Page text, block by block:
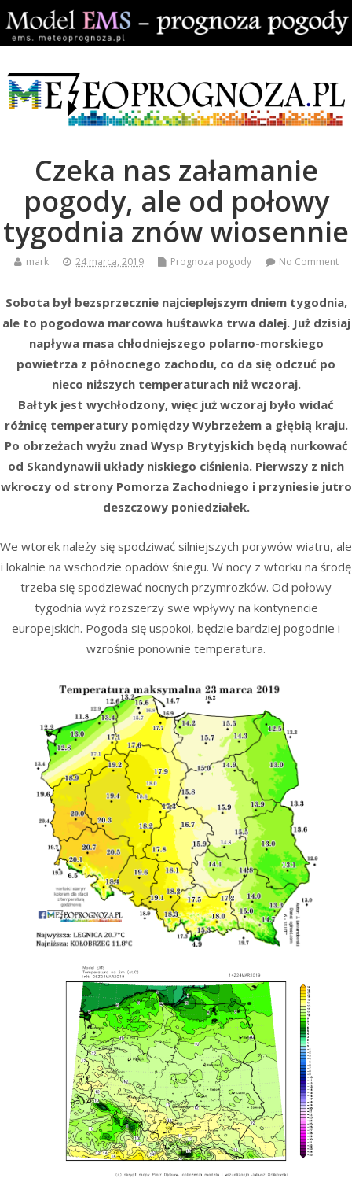
Czeka nas załamanie
pogody, ale od połowy
tygodnia znów wiosennie
mark 24 marca, 2019 Prognoza pogody No Comment
Sobota był bezsprzecznie najcieplejszym dniem tygodnia,
ale to pogodowa marcowa huśtawka trwa dalej. Już dzisiaj
napływa masa chłodniejszego polarno-morskiego
powietrza z północnego zachodu, co da się odczuć po
nieco niższych temperaturach niż wczoraj.
Bałtyk jest wychłodzony, więc już wczoraj było widać
różnicę temperatury pomiędzy Wybrzeżem a głębią kraju.
Po obrzeżach wyżu znad Wysp Brytyjskich będą nurkować
od Skandynawii układy niskiego ciśnienia. Pierwszy z nich
wkroczy od strony Pomorza Zachodniego i przyniesie jutro
deszczowy poniedziałek.
We wtorek należy się spodziwać silniejszych porywów wiatru, ale
i lokalnie na wschodzie opadów śniegu. W nocy z wtorku na środę
trzeba się spodziewać nocnych przymrozków. Od połowy
tygodnia wyż rozszerzy swe wpływy na kontynencie
europejskich. Pogoda się uspokoi, będzie bardziej pogodnie i
wzrośnie ponownie temperatura.